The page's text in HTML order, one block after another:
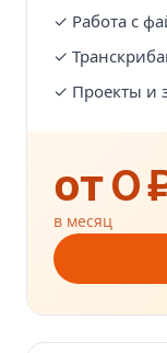
✓ Работа с
✓
✓ Проекты и
от 0
в месяц